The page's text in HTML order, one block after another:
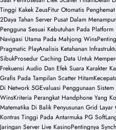
Tinggi Kakek ZeusFitur Otomatis
2Daya Tahan Server Pusat Dalam
Pengguna Sesuai Kebutuhan Pada
Navigasi Utama Pada Mahjong Wins
Pragmatic PlayAnalisis Ketahanan
SibukProsedur Caching Data Untuk
Frekuensi Audio Dan Efek Suara Karakter
Grafis Pada Tampilan Scatter Hitam
Di Network 5GEvaluasi Penggunaan
WinsKriteria Perangkat Handphone Yang
Matematika Di Balik Penyusunan Grid
Kontras Tinggi Pada Antarmuka PG Soft
Jaringan Server Live KasinoPentingnya